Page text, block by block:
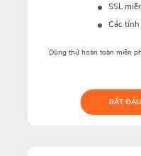
SSL
Các
Dùng thử hoàn toàn miễn
BẮT